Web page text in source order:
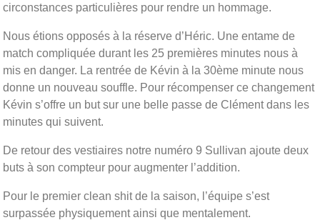
circonstances particulières pour rendre un hommage.
Nous étions opposés à la réserve d’Héric. Une entame de
match compliquée durant les 25 premières minutes nous à
mis en danger. La rentrée de Kévin à la 30ème minute nous
donne un nouveau souffle. Pour récompenser ce changement
Kévin s’offre un but sur une belle passe de Clément dans les
minutes qui suivent.
De retour des vestiaires notre numéro 9 Sullivan ajoute deux
buts à son compteur pour augmenter l’addition.
Pour le premier clean shit de la saison, l’équipe s’est
surpassée physiquement ainsi que mentalement.